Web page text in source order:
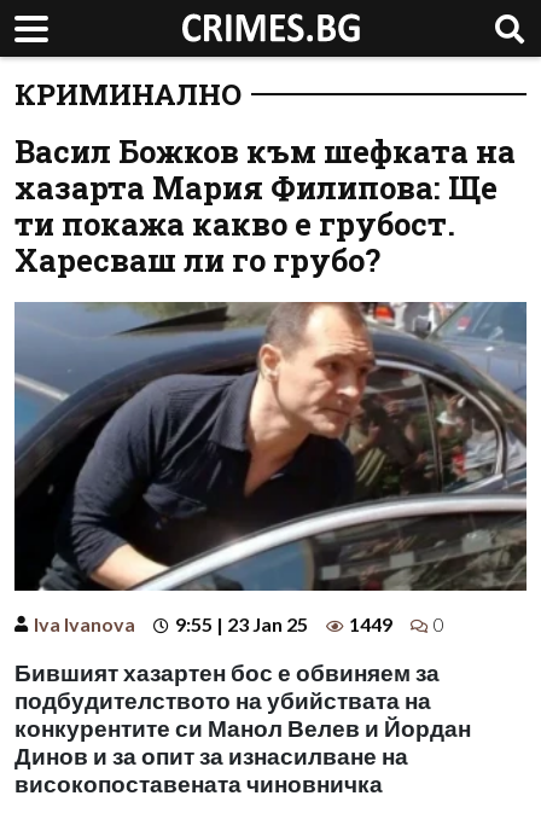
КРИМИНАЛНО
Васил Божков към шефката на
хазарта Мария Филипова: Ще
ти покажа какво е грубост.
Харесваш ли го грубо?
Iva Ivanova 9:55 | 23 Jan 25 1449 0
Бившият хазартен бос е обвиняем за
подбудителството на убийствата на
конкурентите си Манол Велев и Йордан
Динов и за опит за изнасилване на
високопоставената чиновничка